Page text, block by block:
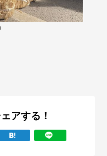
アする！